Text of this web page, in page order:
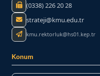
(0338) 226 20 28
strateji@kmu.edu.tr
kmu.rektorluk@hs01.kep.tr
Konum